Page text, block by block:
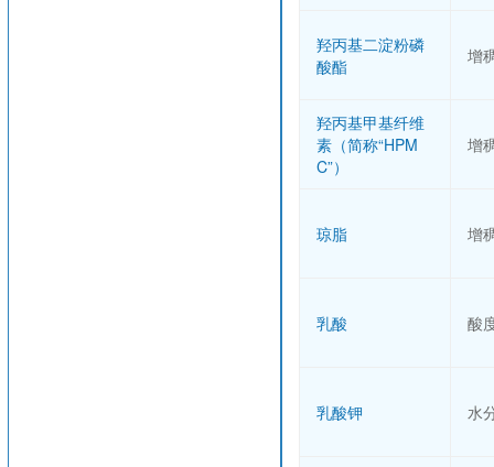
羟丙基二淀粉磷
酸酯
增
羟丙基甲基纤维
素（简称“HPM
C”）
增
琼脂 增
乳酸 酸
乳酸钾 水